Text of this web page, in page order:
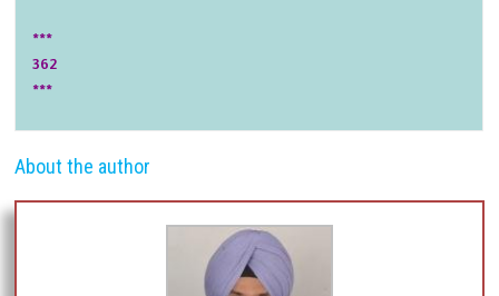
***
362
***
About the author